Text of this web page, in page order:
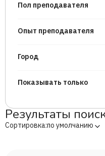
Результаты
Сортировка:по умолчанию
Пол преподавателя
Опыт преподавателя
Город
Показывать только